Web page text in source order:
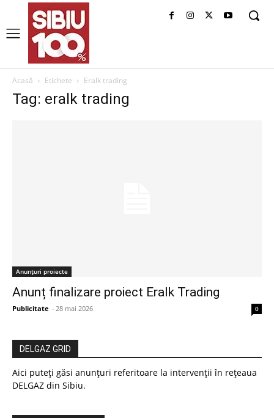
Acasă Etichete Eralk trading
Tag: eralk trading
Anunțuri proiecte
Anunț finalizare proiect Eralk Trading
Publicitate - 28 mai 2026 0
DELGAZ GRID
Aici puteți găsi anunțuri referitoare la intervenții în rețeaua
DELGAZ din Sibiu.